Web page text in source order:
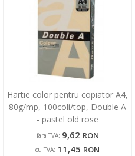
Hartie color pentru copiator A4,
80g/mp, 100coli/top, Double A
- pastel old rose
fara TVA: 9,62 RON
cu TVA: 11,45 RON